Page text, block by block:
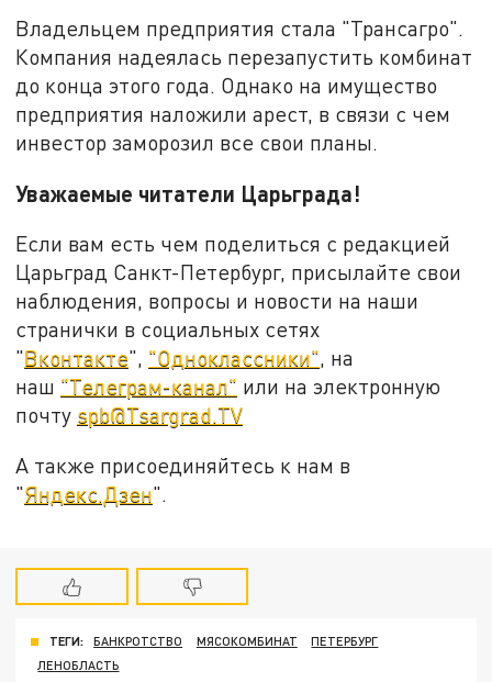
Владельцем предприятия стала "Трансагро".
Компания надеялась перезапустить комбинат
до конца этого года. Однако на имущество
предприятия наложили арест, в связи с чем
инвестор заморозил все свои планы.
Уважаемые читатели Царьграда!
Если вам есть чем поделиться с редакцией
Царьград Санкт-Петербург, присылайте свои
наблюдения, вопросы и новости на наши
странички в социальных сетях
"Вконтакте", "Одноклассники", на
наш "Телеграм-канал" или на электронную
почту spb@Tsargrad.TV
А также присоединяйтесь к нам в
"Яндекс.Дзен".
ТЕГИ: БАНКРОТСТВО МЯСОКОМБИНАТ
ПЕТЕРБУРГ
ЛЕНОБЛАСТЬ